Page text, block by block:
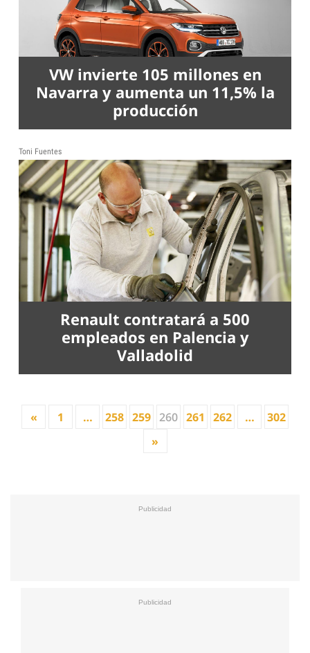
VW invierte 105 millones en
Navarra y aumenta un 11,5% la
producción
Toni Fuentes
Renault contratará a 500
empleados en Palencia y
Valladolid
« 1 … 258 259 260 261 262 …
302
»